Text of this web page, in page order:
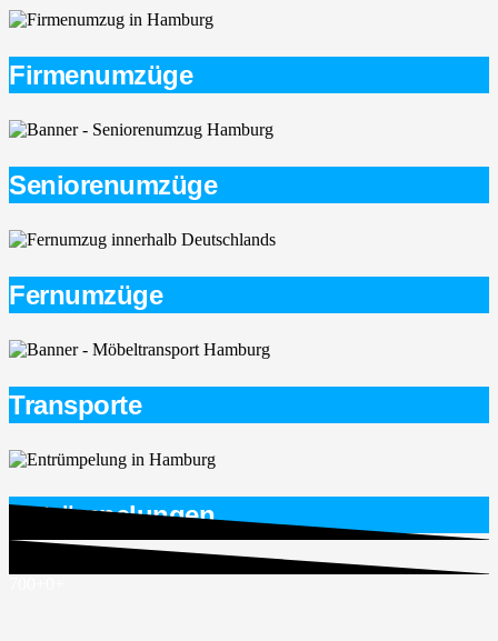
Firmenumzüge
Seniorenumzüge
Fernumzüge
Transporte
Entrümpelungen